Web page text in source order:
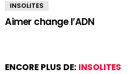
INSOLITES
Aimer change l’ADN
ENCORE PLUS DE: INSOLITES